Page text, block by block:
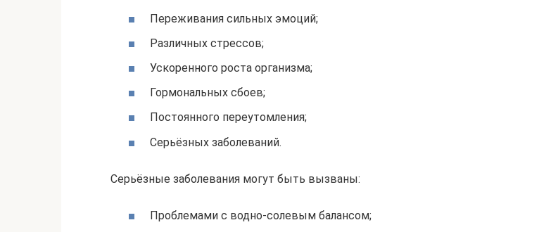
Переживания сильных эмоций;
Различных стрессов;
Ускоренного роста организма;
Гормональных сбоев;
Постоянного переутомления;
Серьёзных заболеваний.
Серьёзные заболевания могут быть вызваны:
Проблемами с водно-солевым балансом;